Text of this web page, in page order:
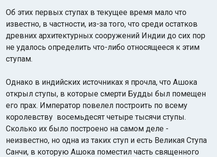
Об этих первых ступах в текущее время мало что
известно, в частности, из-за того, что среди остатков
древних архитектурных сооружений Индии до сих пор
не удалось определить что-либо относящееся к этим
ступам.
Однако в индийских источниках я прочла, что Ашока
открыл ступы, в которые смерти Будды был помещен
его прах. Император повелел построить по всему
королевству восемьдесят четыре тысячи ступы.
Сколько их было построено на самом деле -
неизвестно, но одна из таких ступ и есть Великая Ступа
Санчи, в которую Ашока поместил часть священного